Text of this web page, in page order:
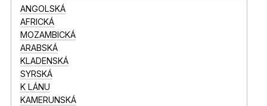
ANGOLSKÁ
AFRICKÁ
MOZAMBICKÁ
ARABSKÁ
KLADENSKÁ
SYRSKÁ
K LÁNU
KAMERUNSKÁ